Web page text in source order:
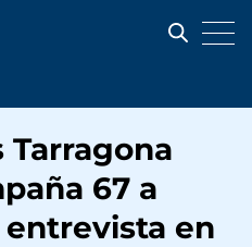
Tarragona
67 a
en